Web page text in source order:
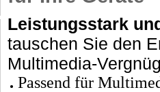
Leistungsstark
tauschen Sie den
Multimedia-
Passend für